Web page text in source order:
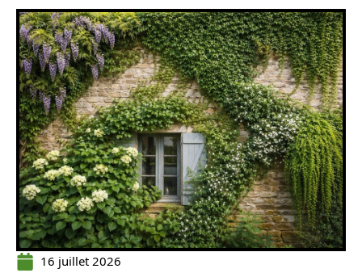
16 juillet 2026